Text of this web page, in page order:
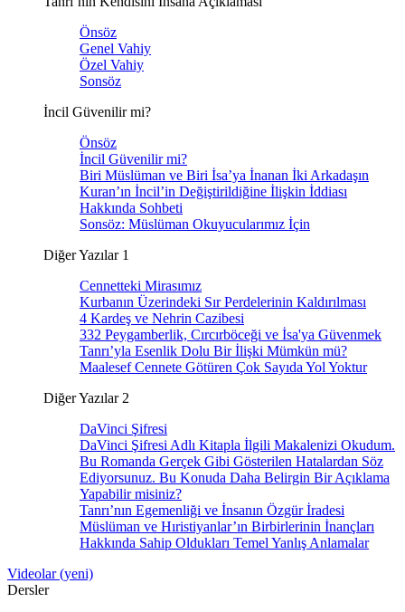
Önsöz
Genel Vahiy
Özel Vahiy
Sonsöz
İncil Güvenilir mi?
Önsöz
İncil Güvenilir mi?
Biri Müslüman ve Biri İsa’ya İnanan İki Arkadaşın
Kuran’ın İncil’in Değiştirildiğine İlişkin İddiası
Hakkında Sohbeti
Sonsöz: Müslüman Okuyucularımız İçin
Diğer Yazılar 1
Cennetteki Mirasımız
Kurbanın Üzerindeki Sır Perdelerinin Kaldırılması
4 Kardeş ve Nehrin Cazibesi
332 Peygamberlik, Cırcırböceği ve İsa'ya Güvenmek
Tanrı’yla Esenlik Dolu Bir İlişki Mümkün mü?
Maalesef Cennete Götüren Çok Sayıda Yol Yoktur
Diğer Yazılar 2
DaVinci Şifresi
DaVinci Şifresi Adlı Kitapla İlgili Makalenizi Okudum.
Bu Romanda Gerçek Gibi Gösterilen Hatalardan Söz
Ediyorsunuz. Bu Konuda Daha Belirgin Bir Açıklama
Yapabilir misiniz?
Tanrı’nın Egemenliği ve İnsanın Özgür İradesi
Müslüman ve Hıristiyanlar’ın Birbirlerinin İnançları
Hakkında Sahip Oldukları Temel Yanlış Anlamalar
Videolar (yeni)
Dersler